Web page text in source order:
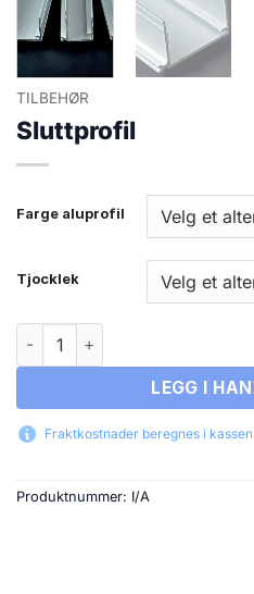
TILBEHØR
Sluttprofil
Farge aluprofil
Tjocklek
Sluttprofil antall
LEGG I
Fraktkostnader beregnes i
Produktnummer: I/A